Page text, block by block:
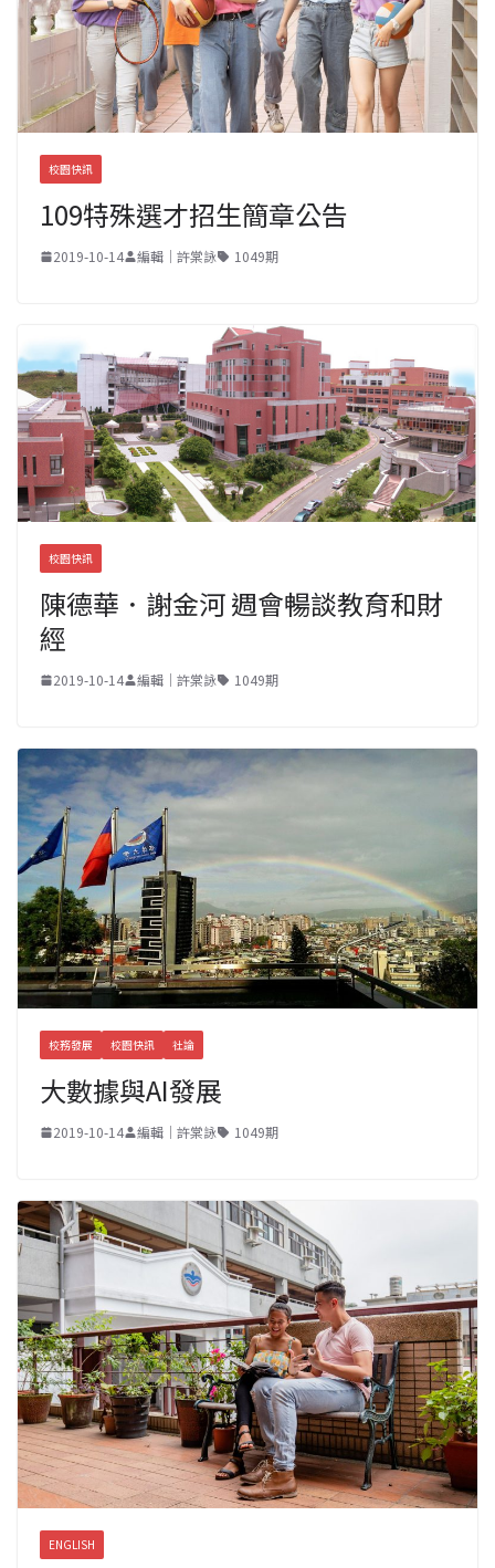
校園快訊
109特殊選才招生簡章公告
2019-10-14 編輯｜許棠詠 1049期
校園快訊
陳德華．謝金河 週會暢談教育和財
經
2019-10-14 編輯｜許棠詠 1049期
校務發展 校園快訊 社論
大數據與AI發展
2019-10-14 編輯｜許棠詠 1049期
ENGLISH